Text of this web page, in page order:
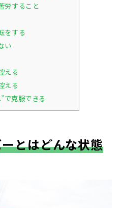
労すること
をする
い
える
える
で克服できる
とはどんな状態